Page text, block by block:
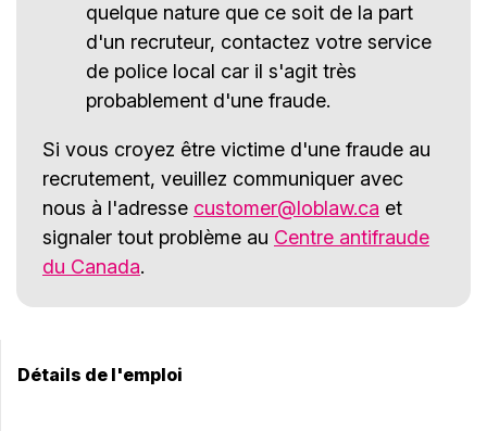
quelque nature que ce soit de la part
d'un recruteur, contactez votre service
de police local car il s'agit très
probablement d'une fraude.
Si vous croyez être victime d'une fraude au
recrutement, veuillez communiquer avec
nous à l'adresse customer@loblaw.ca et
signaler tout problème au Centre antifraude
du Canada.
Détails de l'emploi